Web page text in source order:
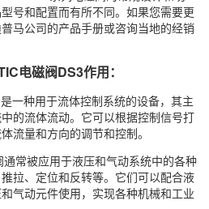
号和配置而有所不同。如果您需要更
马公司的产品手册或咨询当地的经销
电磁阀DS3作用：
一种用于流体控制系统的设备，其主
的流体流动。它可以根据控制信号打
流量和方向的调节和控制。
常被应用于液压和气动系统中的各种
拉、定位和反转等。它们可以配合液
气动元件使用，实现各种机械和工业